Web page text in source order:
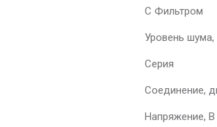
С Фильтром
Уровень
Серия
Соединение,
Напряжение, В